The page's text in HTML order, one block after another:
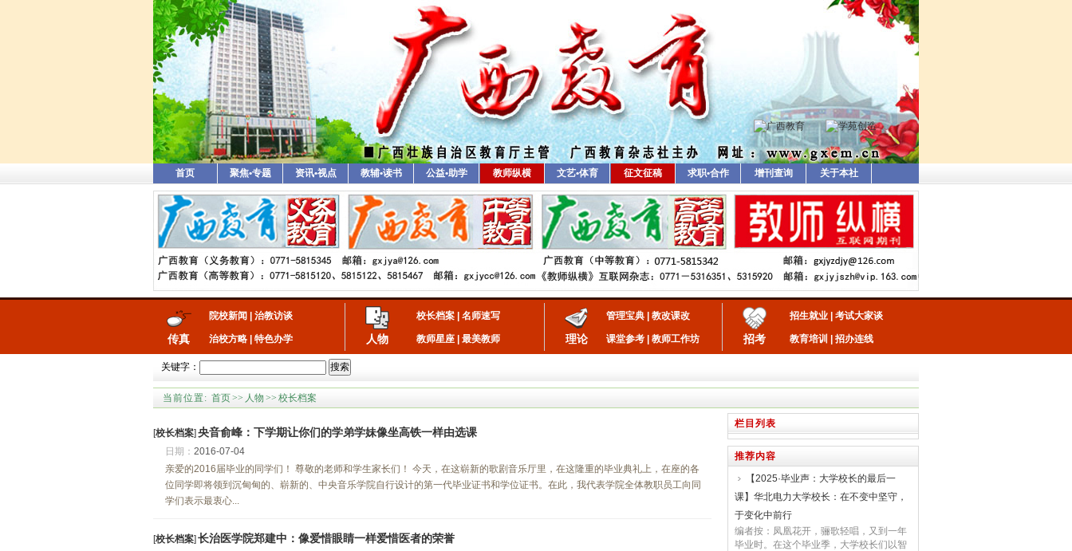
首页 聚焦•专题 资讯•视点 教辅•读书 公益•助学 教师纵横 文艺•体育 征文征稿 求职•合作 增刊查询 关于本社
传真
院校新闻 治教访谈
治校方略 特色办学 人物
校长档案 名师速写
教师星座 最美教师 理论
管理宝典 教改课改
课堂参考 教师工作坊 招考
招生就业 考试大家谈
教育培训 招办连线
关键字： 搜索
当前位置: 首页>> 人物 >> 校长档案
[校长档案] 央音俞峰：下学期让你们的学弟学妹像坐高铁一样由选课
日期： 2016-07-04
亲爱的2016届毕业的同学们！ 尊敬的老师和学生家长们！ 今天，在这崭新的歌剧音乐厅里，在这隆重的毕业典礼上，在座的各
位同学即将领到沉甸甸的、崭新的、中央音乐学院自行设计的第一代毕业证书和学位证书。在此，我代表学院全体教职员工向同
学们表示最衷心...
[校长档案] 长治医学院郑建中：像爱惜眼睛一样爱惜医者的荣誉
栏目列表
推荐内容
【2025·毕业声：大学校长的最后一
课】华北电力大学校长：在不变中坚守，
于变化中前行
编者按：凤凰花开，骊歌轻唱，又到一年
毕业时。在这个毕业季，大学校长们以智